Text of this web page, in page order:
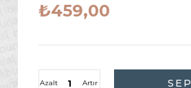
₺459,00
Artır
Azalt